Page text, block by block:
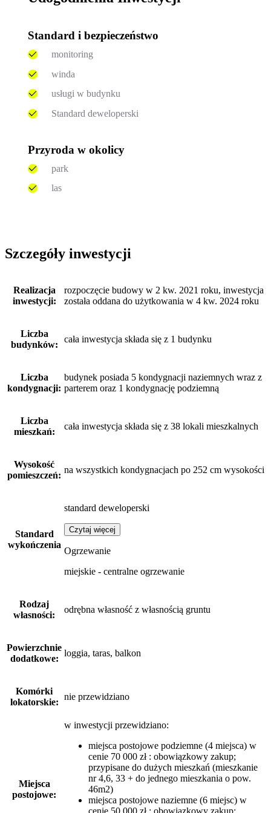
Standard i bezpieczeństwo
monitoring
winda
usługi w budynku
Standard deweloperski
Przyroda w okolicy
park
las
Szczegóły inwestycji
Realizacja
inwestycji:
rozpoczęcie budowy w 2 kw. 2021 roku, inwestycja
została oddana do użytkowania w 4 kw. 2024 roku
Liczba
budynków:
cała inwestycja składa się z 1 budynku
Liczba
kondygnacji:
budynek posiada 5 kondygnacji naziemnych wraz z
parterem oraz 1 kondygnację podziemną
Liczba
mieszkań:
cała inwestycja składa się z 38 lokali mieszkalnych
Wysokość
pomieszczeń:
na wszystkich kondygnacjach po 252 cm wysokości
Standard
wykończenia
standard deweloperski
Czytaj więcej
Ogrzewanie
miejskie - centralne ogrzewanie
Rodzaj
własności:
odrębna własność z własnością gruntu
Powierzchnie
dodatkowe:
loggia, taras, balkon
Komórki
lokatorskie:
nie przewidziano
Miejsca
postojowe:
w inwestycji przewidziano:
miejsca postojowe podziemne (4 miejsca) w
cenie 70 000 zł : obowiązkowy zakup;
przypisane do dużych mieszkań (mieszkanie
nr 4,6, 33 + do jednego mieszkania o pow.
46m2)
miejsca postojowe naziemne (6 miejsc) w